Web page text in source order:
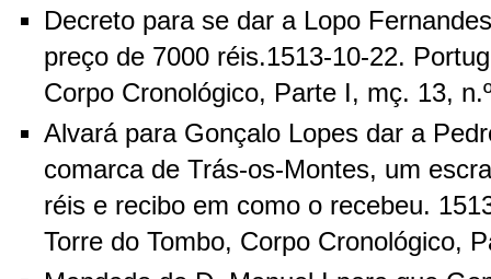
Decreto para se dar a Lopo
preço de 7000 réis.1513-10-22.
Corpo Cronológico, Parte I, mç. 13,
Alvará para Gonçalo Lopes dar a
comarca de Trás-os-Montes, um
réis e recibo em como o recebeu.
Torre do Tombo, Corpo Cronológico,